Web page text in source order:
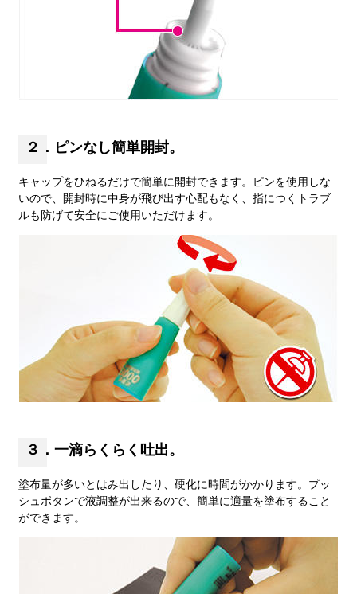
２．ピンなし簡単開封。
キャップをひねるだけで簡単に開封できます。ピンを使用しな
いので、開封時に中身が飛び出す心配もなく、指につくトラブ
ルも防げて安全にご使用いただけます。
３．一滴らくらく吐出。
塗布量が多いとはみ出したり、硬化に時間がかかります。プッ
シュボタンで液調整が出来るので、簡単に適量を塗布すること
ができます。